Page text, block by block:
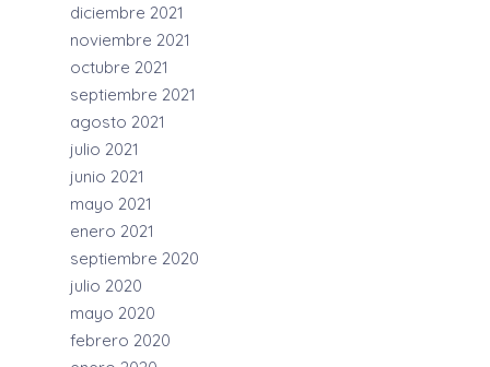
diciembre 2021
noviembre 2021
octubre 2021
septiembre 2021
agosto 2021
julio 2021
junio 2021
mayo 2021
enero 2021
septiembre 2020
julio 2020
mayo 2020
febrero 2020